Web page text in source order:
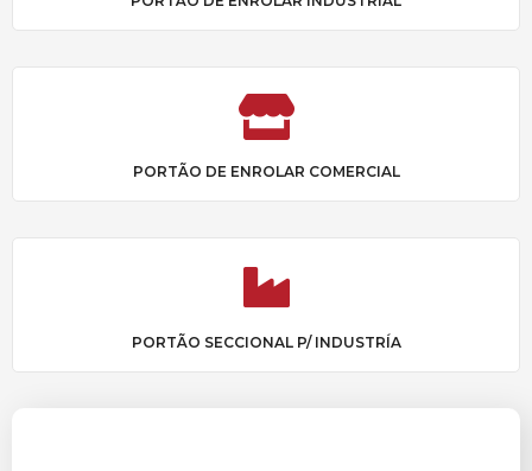
PORTÃO DE ENROLAR COMERCIAL
PORTÃO SECCIONAL P/ INDUSTRÍA